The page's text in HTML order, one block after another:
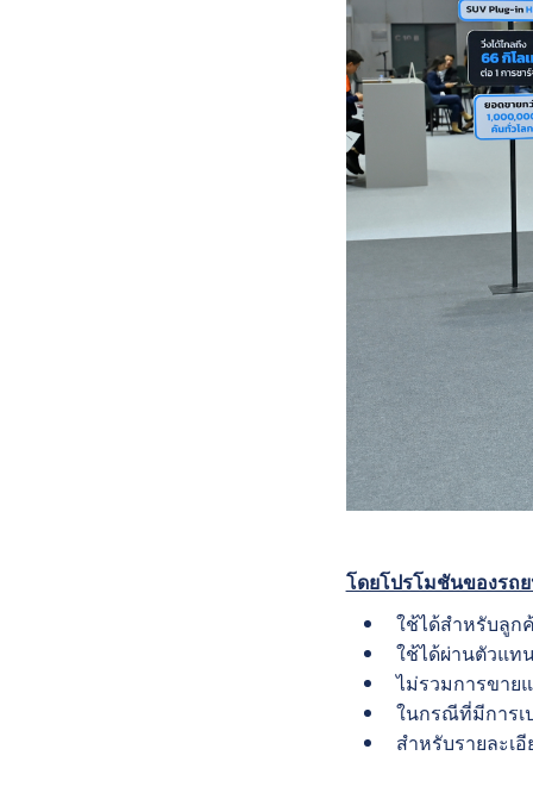
โดยโปรโมชันของรถ
ใช้ได้สําหรับลูก
ใช้ได้ผ่านตัวแท
ไม่รวมการขาย
ในกรณีที่มีการเ
สําหรับรายละเ